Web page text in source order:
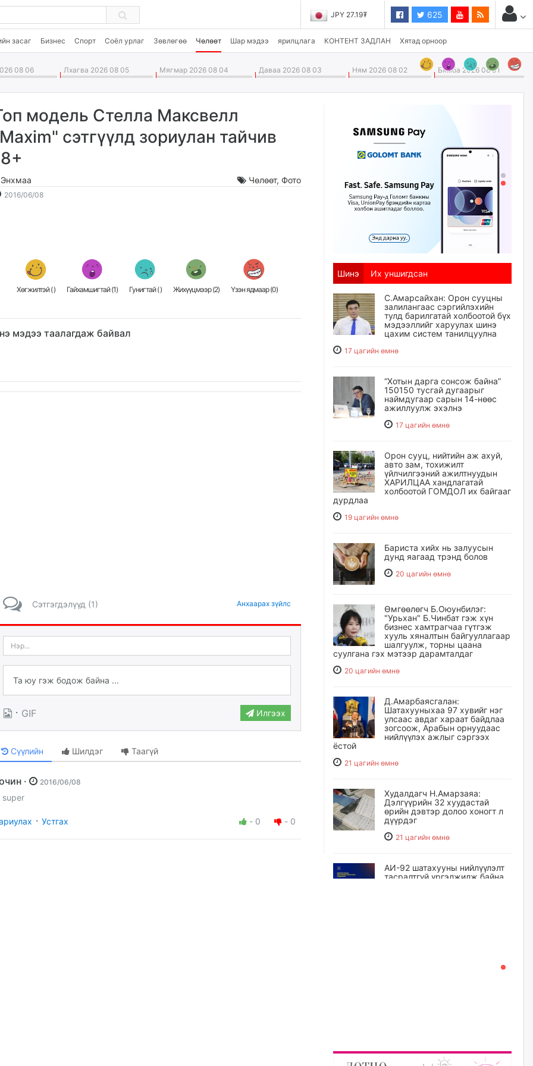
JPY 27.19₮ 625
засаг Бизнес Спорт Соёл урлаг Зөвлөгөө Чөлөөт Шар мэдээ ярилцлага КОНТЕНТ ЗАДЛАН Хятад орноор
08 06 Лхагва 2026 08 05 Мягмар 2026 08 04 Даваа 2026 08 03 Ням 2026 08 02 Бямба 2026 08 01
модель Стелла Максвелл
сэтгүүлд зориулан тайчив
Чөлөөт, Фото
2016/06/082016-
2026-
Хөгжилтэй () Гайхамшигтай (1) Гунигтай () Жихүүцмээр (2) Үзэн ядмаар (0)
мэдээ таалагдаж байвал
Сэтгэгдэлүүд (1) Анхаарах зүйлс
· GIF Илгээх
Сүүлийн Шилдэг Таагүй
Зочин · 2016/06/08
super
· Устгах - 0 - 0
Шинэ Их уншигдсан
С.Амарсайхан: Орон сууцны
залилангаас сэргийлэхийн
тулд барилгатай холбоотой бүх
мэдээллийг харуулах шинэ
цахим систем танилцуулна
17 цагийн өмнө
“Хотын дарга сонсож байна”
150150 тусгай дугаарыг
наймдугаар сарын 14-нөөс
ажиллуулж эхэлнэ
17 цагийн өмнө
Орон сууц, нийтийн аж ахуй,
авто зам, тохижилт
үйлчилгээний ажилтнуудын
ХАРИЛЦАА хандлагатай
холбоотой ГОМДОЛ их байгааг
дурдлаа
19 цагийн өмнө
Бариста хийх нь залуусын
дунд яагаад трэнд болов
20 цагийн өмнө
Өмгөөлөгч Б.Оюунбилэг:
"Урьхан" Б.Чинбат гэж хүн
бизнес хамтрагчаа гүтгэж
хууль хяналтын байгууллагаар
шалгуулж, торны цаана
суулгана гэх мэтээр дарамталдаг
20 цагийн өмнө
Д.Амарбаясгалан:
Шатахууныхаа 97 хувийг нэг
улсаас авдаг хараат байдлаа
зогсоож, Арабын орнуудаас
нийлүүлэх ажлыг сэргээх
ёстой
21 цагийн өмнө
Худалдагч Н.Амарзаяа:
Дэлгүүрийн 32 хуудастай
өрийн дэвтэр долоо хоногт л
дүүрдэг
21 цагийн өмнө
АИ-92 шатахууны нийлүүлэлт
тасралтгүй үргэлжилж байна